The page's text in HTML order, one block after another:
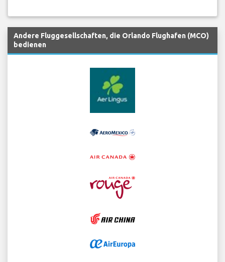
Andere Fluggesellschaften, die Orlando Flughafen (MCO)
bedienen